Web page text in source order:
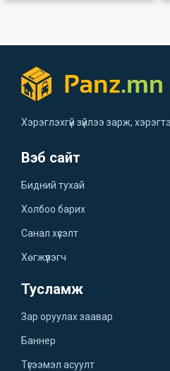
Хэрэглэхгүй зүйлээ зарж,
Вэб сайт
Бидний тухай
Холбоо барих
Санал хүсэлт
Хөгжүүлэгч
Тусламж
Зар оруулах заавар
Баннер
Түгээмэл асуулт